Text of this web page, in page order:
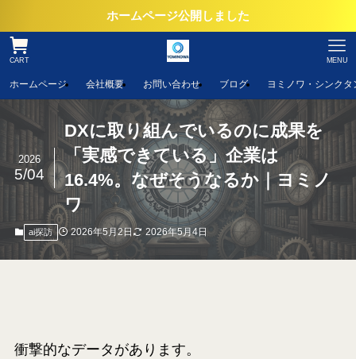
ホームページ公開しました
CART MENU
ホームページ 会社概要 お問い合わせ ブログ ヨミノワ・シンクタ
DXに取り組んでいるのに成果を
「実感できている」企業は
16.4%。なぜそうなるか｜ヨミノ
ワ
2026
5/04
ai探訪 2026年5月2日 2026年5月4日
衝撃的なデータがあります。